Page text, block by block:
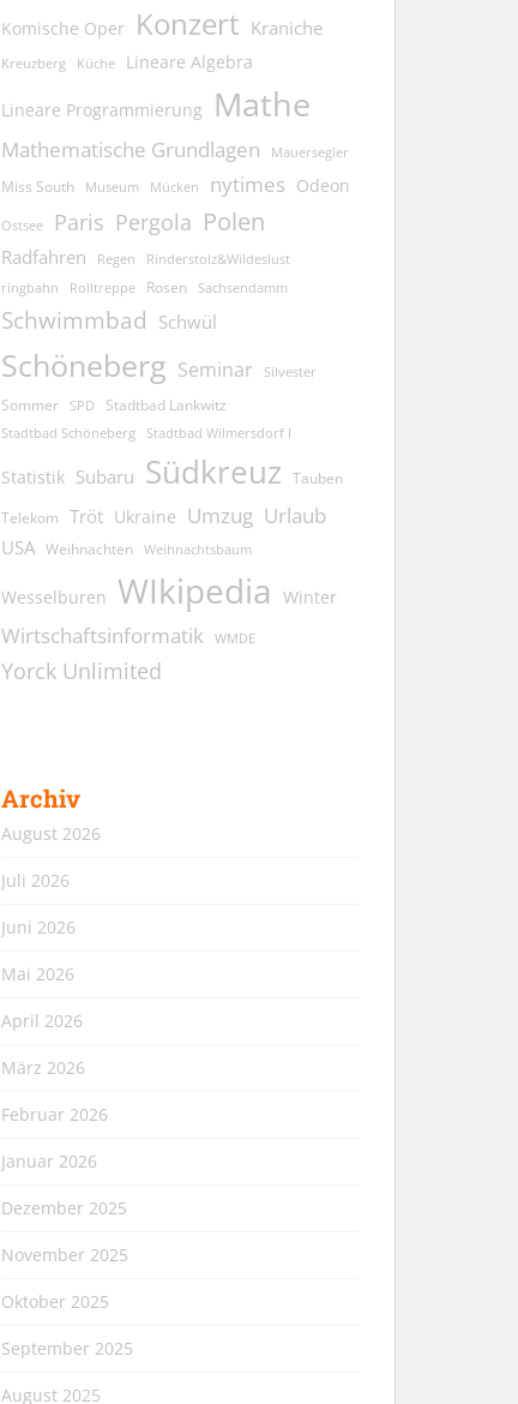
Komische Oper Konzert Kraniche
Kreuzberg Küche Lineare Algebra
Lineare Programmierung Mathe
Mathematische Grundlagen Mauersegler
Miss South Museum Mücken nytimes Odeon
Ostsee Paris Pergola Polen
Radfahren Regen Rinderstolz&Wildeslust
ringbahn Rolltreppe Rosen Sachsendamm
Schwimmbad Schwül
Schöneberg Seminar Silvester
Sommer SPD Stadtbad Lankwitz
Stadtbad Schöneberg Stadtbad Wilmersdorf I
Statistik Subaru Südkreuz Tauben
Telekom Tröt Ukraine Umzug Urlaub
USA Weihnachten Weihnachtsbaum
Wesselburen WIkipedia Winter
Wirtschaftsinformatik WMDE
Yorck Unlimited
Archiv
August 2026
Juli 2026
Juni 2026
Mai 2026
April 2026
März 2026
Februar 2026
Januar 2026
Dezember 2025
November 2025
Oktober 2025
September 2025
August 2025